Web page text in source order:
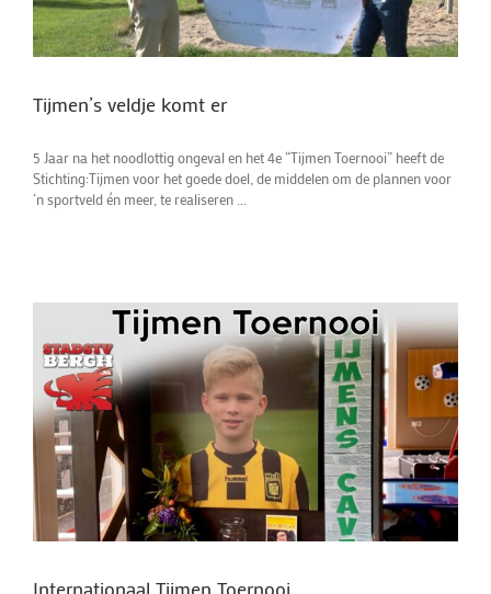
Tijmen’s veldje komt er
5 Jaar na het noodlottig ongeval en het 4e “Tijmen Toernooi” heeft de
Stichting:Tijmen voor het goede doel, de middelen om de plannen voor
‘n sportveld én meer, te realiseren ...